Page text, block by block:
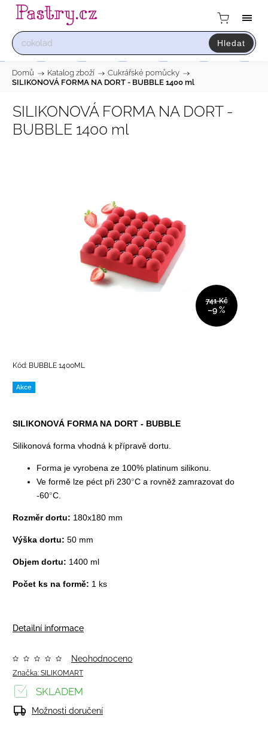
Hledat
Domů / Katalog zboží / Cukrářské pomůcky /
SILIKONOVÁ FORMA NA DORT - BUBBLE 1400 ml
SILIKONOVÁ FORMA NA DORT -
BUBBLE 1400 ml
741 Kč
–9 %
Kód: BUBBLE 1400ML
Akce
SILIKONOVÁ FORMA NA DORT - BUBBLE
Silikonová forma vhodná k přípravě dortu.
Forma je vyrobena ze 100% platinum silikonu.
Ve formě lze péct při 230°C a rovněž zamrazovat do
-60°C.
Rozměr dortu: 180x180 mm
Výška dortu: 50 mm
Objem dortu: 1400 ml
Počet ks na formě: 1 ks
Detailní informace
Značka: SILIKOMART
Neohodnoceno
SKLADEM
Možnosti doručení